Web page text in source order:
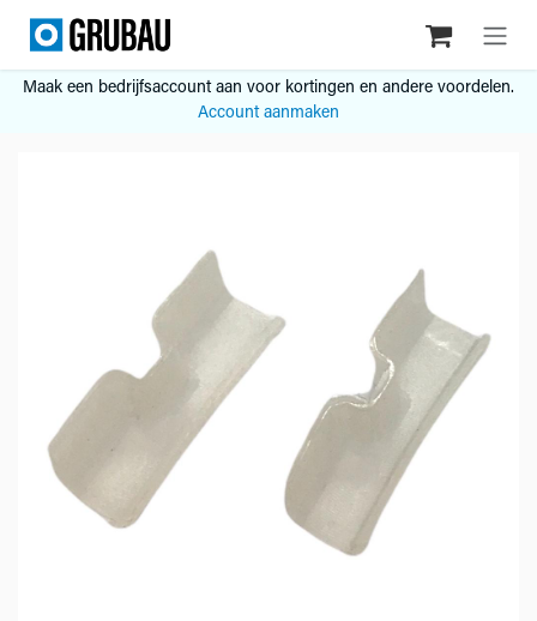
Overslaan naar inhoud
Maak een bedrijfsaccount aan voor kortingen en andere voordelen.
Account aanmaken